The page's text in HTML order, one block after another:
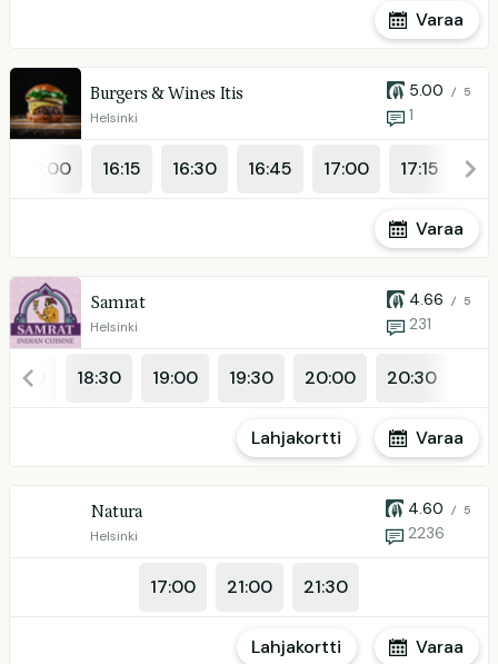
Varaa
Burgers & Wines Itis
Helsinki
5.00 / 5
1
16:00 16:15 16:30 16:45 17:00 17:15
Varaa
Samrat
Helsinki
4.66 / 5
231
18:00 18:30 19:00 19:30 20:00 20:30
Varaa
Lahjakortti
Natura
Helsinki
4.60 / 5
2236
17:00 21:00 21:30
Varaa
Lahjakortti